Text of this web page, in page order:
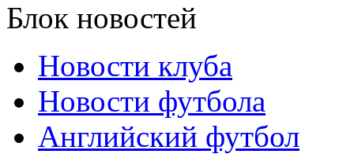
Блок новостей
Новости клуба
Новости футбола
Английский футбол